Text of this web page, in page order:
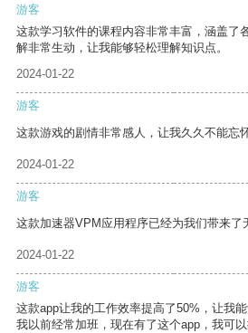
游客
这款学习软件的课程内容非常丰富，涵盖了
解非常生动，让我能够轻松理解知识点。
2024-01-22
游客
这款游戏的剧情非常感人，让我久久不能忘怀
2024-01-22
游客
这款加速器VPM应用程序已经为我们带来了
2024-01-22
游客
这款app让我的工作效率提高了50%，让我
我以前经常加班，现在有了这个app，我可